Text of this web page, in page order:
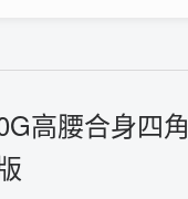
高腰合身四